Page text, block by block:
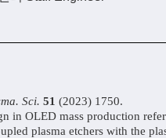
Sci. 51 (2023) 1750.
in OLED mass production
plasma etchers with the